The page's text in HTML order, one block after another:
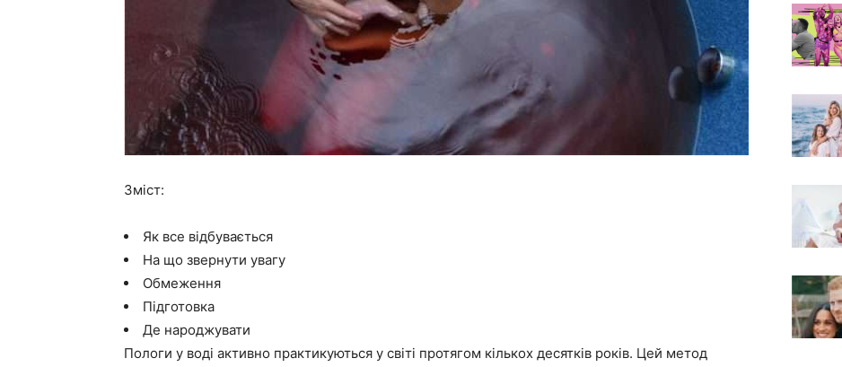
Зміст:
Як все відбувається
На що звернути увагу
Обмеження
Підготовка
Де народжувати
Пологи у воді активно практикуються у світі протягом кількох десятків років. Цей метод